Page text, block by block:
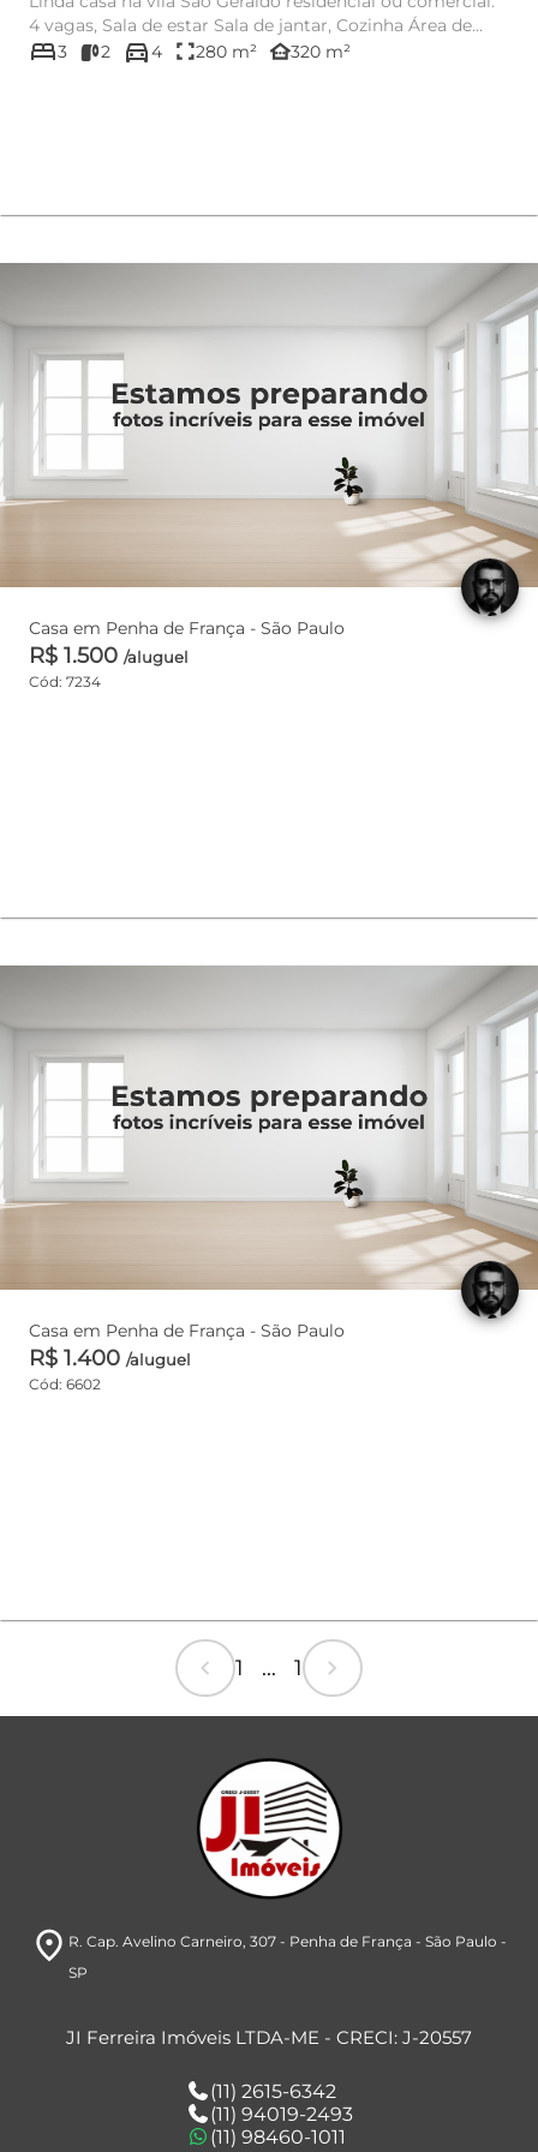
4 vagas, Sala de estar Sala de jantar, Cozinha Área de
serviço...
bed3 2 directions_car4 fullscreen280 m² other_houses320 m²
Casa em Penha de França - São Paulo
R$ 1.500 /aluguel
Cód: 7234
Casa em Penha de França - São Paulo
R$ 1.400 /aluguel
Cód: 6602
chevron_left 1 ... 1 chevron_right
room R. Cap. Avelino Carneiro, 307- Penha de França - São Paulo -
SP
JI Ferreira Imóveis LTDA-ME - CRECI: J-20557
(11) 2615-6342
(11) 94019-2493
(11) 98460-1011